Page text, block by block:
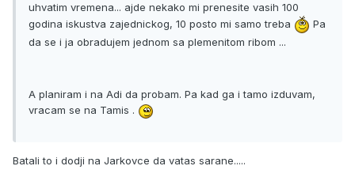
uhvatim vremena... ajde nekako mi prenesite vasih 100
godina iskustva zajednickog, 10 posto mi samo treba
Pa
da se i ja obradujem jednom sa plemenitom ribom ...
A planiram i na Adi da probam. Pa kad ga i tamo izduvam,
vracam se na Tamis .
Batali to i dodji na Jarkovce da vatas sarane.....